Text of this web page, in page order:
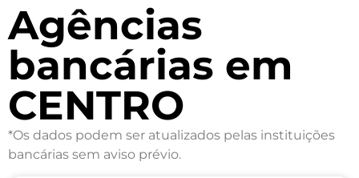
Agências
bancárias em
CENTRO
*Os dados podem ser atualizados pelas instituições
bancárias sem aviso prévio.